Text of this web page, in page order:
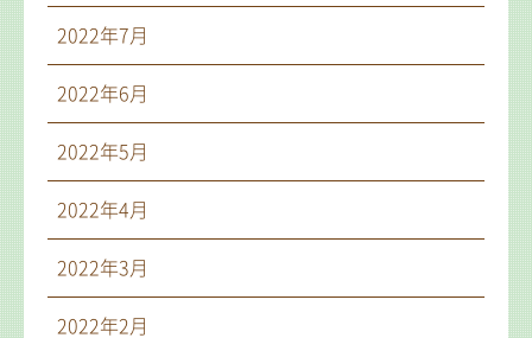
2022年7月
2022年6月
2022年5月
2022年4月
2022年3月
2022年2月